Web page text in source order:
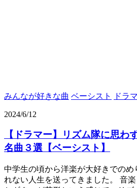
みんなが好きな曲 ベーシスト ドラ
2024/6/12
【ドラマー】リズム隊に思わ
名曲３選【ベーシスト】
中学生の頃から洋楽が大好きでの
れない人生を送ってきました。 音